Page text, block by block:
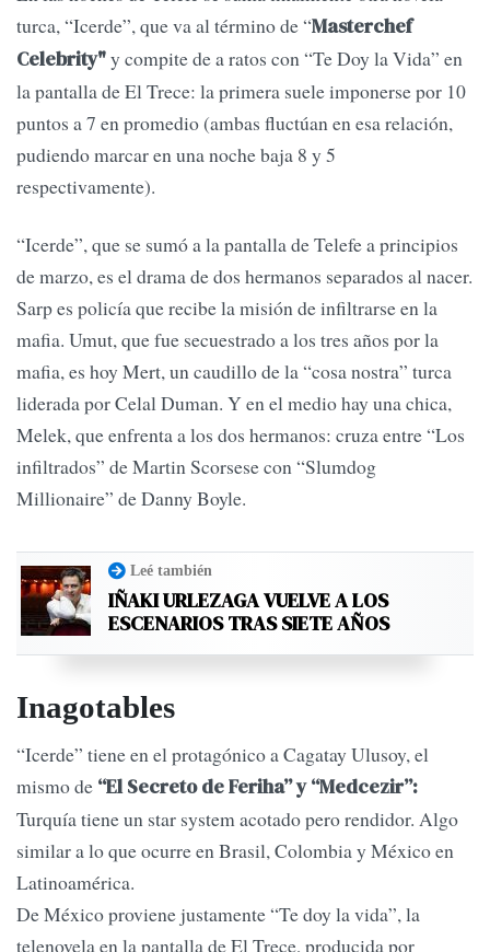
turca, “Icerde”, que va al término de “Masterchef
Celebrity"y compite de a ratos con “Te Doy la Vida” en
la pantalla de El Trece: la primera suele imponerse por 10
puntos a 7 en promedio (ambas fluctúan en esa relación,
pudiendo marcar en una noche baja 8 y 5
respectivamente).
“Icerde”, que se sumó a la pantalla de Telefe a principios
de marzo, es el drama de dos hermanos separados al nacer.
Sarp es policía que recibe la misión de infiltrarse en la
mafia. Umut, que fue secuestrado a los tres años por la
mafia, es hoy Mert, un caudillo de la “cosa nostra” turca
liderada por Celal Duman. Y en el medio hay una chica,
Melek, que enfrenta a los dos hermanos: cruza entre “Los
infiltrados” de Martin Scorsese con “Slumdog
Millionaire” de Danny Boyle.
Leé también
IÑAKI URLEZAGA VUELVE A LOS
ESCENARIOS TRAS SIETE AÑOS
Inagotables
“Icerde” tiene en el protagónico a Cagatay Ulusoy, el
mismo de “El Secreto de Feriha” y “Medcezir”:
Turquía tiene un star system acotado pero rendidor. Algo
similar a lo que ocurre en Brasil, Colombia y México en
Latinoamérica.
De México proviene justamente “Te doy la vida”, la
telenovela en la pantalla de El Trece, producida por